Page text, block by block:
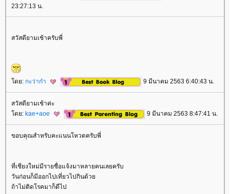
23:27:13 น.
สวัสดียามเช้าครับพี่
ดย: กะว่าก๋า 9 มีนาคม 2563 6:40:43 น.
สวัสดียามเช้าค่ะ
ดย: kae+aoe 9 มีนาคม 2563 8:47:41 น.
ขอบคุณสำหรับคะแนนโหวตครับพี่
ที่เชียงใหม่มีรายชื่อแจ้งมาหลายคนเลยครับ
วันก่อนก็มีออกไปเที่ยวไปกินด้ว
ถ้าไม่ติดโรคมาก็ดีไป